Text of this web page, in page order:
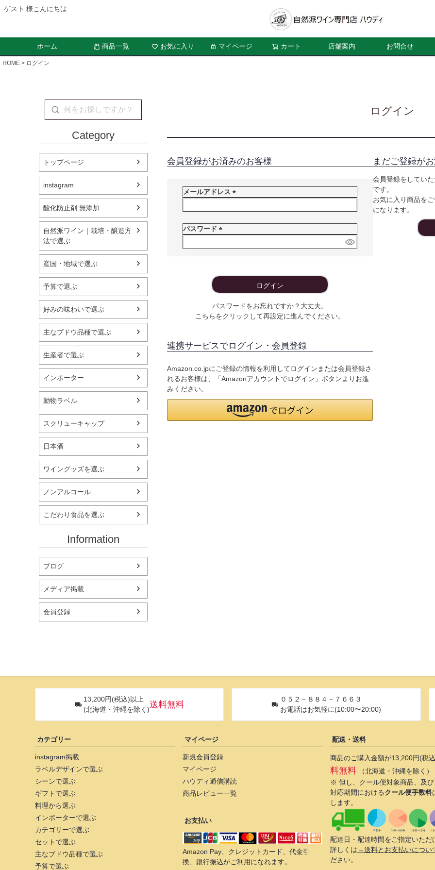
ゲスト 様こんにちは
ホーム 商品一覧 お気に入り マイページ カート 店舗案内 お問合せ
HOME ログイン
Category
トップページ
instagram
酸化防止剤 無添加
自然派ワイン｜栽培・醸造方
法で選ぶ
産国・地域で選ぶ
予算で選ぶ
好みの味わいで選ぶ
主なブドウ品種で選ぶ
生産者で選ぶ
インポーター
動物ラベル
スクリューキャップ
日本酒
ワイングッズを選ぶ
ノンアルコール
こだわり食品を選ぶ
Information
ブログ
メディア掲載
会員登録
ログイン
会員登録がお済みのお客様
メールアドレス
須
)
パスワード
必
ログイン
パスワードをお忘れですか？大丈夫。
こちらをクリックして再設定に進んでください。
連携サービスでログイン・会員登録
Amazon.co.jpにご登録の情報を利用してログインまたは会員登録さ
れるお客様は、「Amazonアカウントでログイン」ボタンよりお進
みください。
まだご登録が
会員登録をしてい
です。
お気に入り商品を
になります。
13,200円(税込)以上
(北海道・沖縄を除く)
送料無料
０５２－８８４－７６６３
お電話はお気軽に(10:00〜20:00)
カテゴリー
instagram掲載
ラベルデザインで選ぶ
シーンで選ぶ
ギフトで選ぶ
料理から選ぶ
インポーターで選ぶ
カテゴリーで選ぶ
セットで選ぶ
主なブドウ品種で選ぶ
予算で選ぶ
マイページ
新規会員登録
マイページ
ハウディ通信購読
商品レビュー一覧
お支払い
Amazon Pay、クレジットカード、代金引
換、銀行振込がご利用になれます。
配送・送料
商品のご購入金額が13,200円(税
料無料 （北海道・沖縄を除く）
※ 但し、クール便対象商品、及
対応期間におけるクール便手数料
します。
配達日・配達時間をご指定いただ
詳しくは→送料とお支払いについ
ださい。